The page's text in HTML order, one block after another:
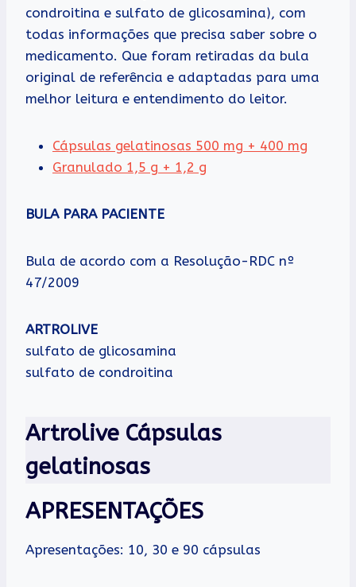
condroitina e sulfato de glicosamina), com
todas informações que precisa saber sobre o
medicamento. Que foram retiradas da bula
original de referência e adaptadas para uma
melhor leitura e entendimento do leitor.
Cápsulas gelatinosas 500 mg + 400 mg
Granulado 1,5 g + 1,2 g
BULA PARA PACIENTE
Bula de acordo com a Resolução-RDC nº
47/2009
ARTROLIVE
sulfato de glicosamina
sulfato de condroitina
Artrolive Cápsulas
gelatinosas
APRESENTAÇÕES
Apresentações: 10, 30 e 90 cápsulas